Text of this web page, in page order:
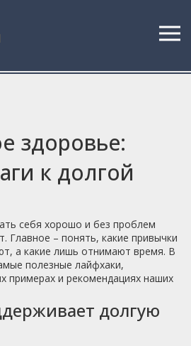
здоровье:
к долгой
себя хорошо и без проблем
Главное – понять, какие привычки
а какие лишь отнимают время. В
полезные лайфхаки,
примерах и рекомендациях наших
долгую